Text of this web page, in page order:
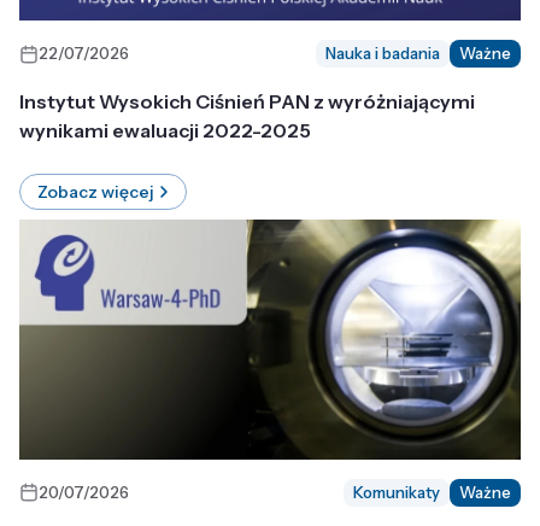
22/07/2026 Nauka i badania Ważne
Instytut Wysokich Ciśnień PAN z wyróżniającymi
wynikami ewaluacji 2022-2025
Zobacz więcej
20/07/2026 Komunikaty Ważne